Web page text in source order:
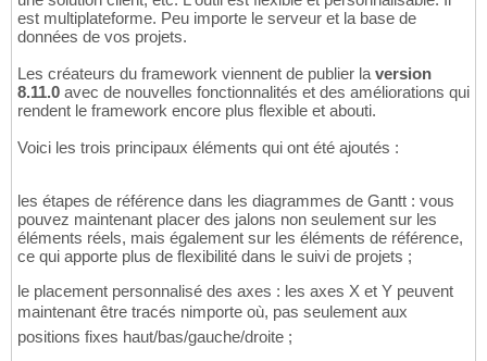
est multiplateforme. Peu importe le serveur et la base de
données de vos projets.
Les créateurs du framework viennent de publier la version
8.11.0 avec de nouvelles fonctionnalités et des améliorations qui
rendent le framework encore plus flexible et abouti.
Voici les trois principaux éléments qui ont été ajoutés :
les étapes de référence dans les diagrammes de Gantt : vous
pouvez maintenant placer des jalons non seulement sur les
éléments réels, mais également sur les éléments de référence,
ce qui apporte plus de flexibilité dans le suivi de projets ;
le placement personnalisé des axes : les axes X et Y peuvent
maintenant être tracés nimporte où, pas seulement aux
positions fixes haut/bas/gauche/droite ;